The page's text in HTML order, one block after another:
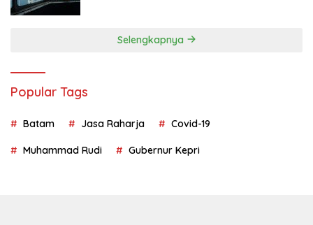
Selengkapnya
Popular Tags
Batam Jasa Raharja Covid-19
Muhammad Rudi Gubernur Kepri